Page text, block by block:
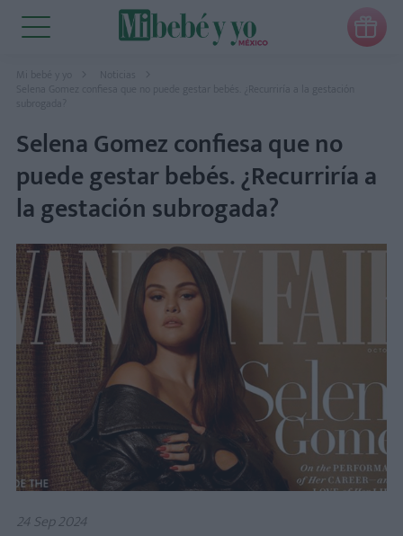

Mi bebé y yo
Noticias
Selena Gomez confiesa que no puede gestar bebés. ¿Recurriría a la gestación
Selena Gomez confiesa que no
puede gestar bebés. ¿Recurriría a
la gestación subrogada?
24 Sep 2024